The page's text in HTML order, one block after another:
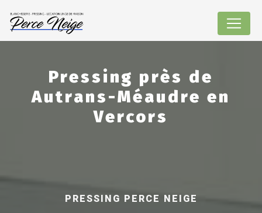
Pressing près de
Autrans-Méaudre en
Vercors
PRESSING PERCE NEIGE